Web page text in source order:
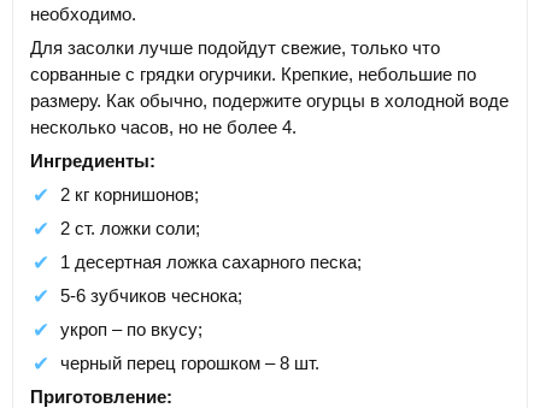
необходимо.
Для засолки лучше подойдут свежие, только что
сорванные с грядки огурчики. Крепкие, небольшие по
размеру. Как обычно, подержите огурцы в холодной воде
несколько часов, но не более 4.
Ингредиенты:
2 кг корнишонов;
2 ст. ложки соли;
1 десертная ложка сахарного песка;
5-6 зубчиков чеснока;
укроп – по вкусу;
черный перец горошком – 8 шт.
Приготовление: